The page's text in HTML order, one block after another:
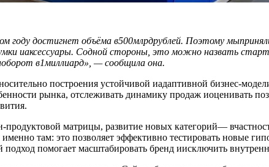
году достигнет объёма в500млрдрублей. Поэтому
иаксессуары. Содной стороны, это можно назвать
в1миллиард», — сообщила она.
построения устойчивой иадаптивной бизнес-
рынка, отслеживать динамику продаж иоценивать
матрицы, развитие новых категорий—
там: это позволяет эффективно тестировать новые
помогает масштабировать бренд иисключить